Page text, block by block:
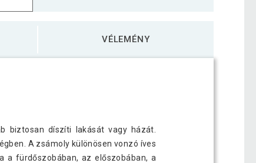
VÉLEMÉNY
biztosan díszíti lakását vagy házát.
A zsámoly különösen vonzó íves
a fürdőszobában, az előszobában, a